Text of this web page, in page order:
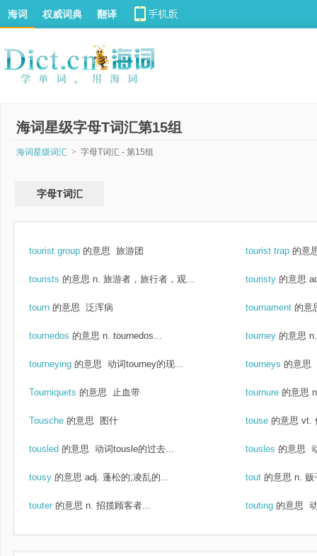
海词 权威词典 翻译
海词星级字母T词汇第15组
海词星级词汇 > 字母T词汇 - 第15组
字母T词汇
tourist group 的意思 旅游团 tourist trap 的意
tourists 的意思 n. 旅游者，旅行者，观... touristy 的意思
tourn 的意思 泛浑病 tournament 的意
tournedos 的意思 n. tournedos... tourney 的意思
tourneying 的意思 动词tourney的现... tourneys 的意思
Tourniquets 的意思 止血带 tournure 的意思
Tousche 的意思 图什 touse 的意思 vt.
tousled 的意思 动词tousle的过去... tousles 的意思
tousy 的意思 adj. 蓬松的;凌乱的... tout 的意思 n. 贩
touter 的意思 n. 招揽顾客者... touting 的意思